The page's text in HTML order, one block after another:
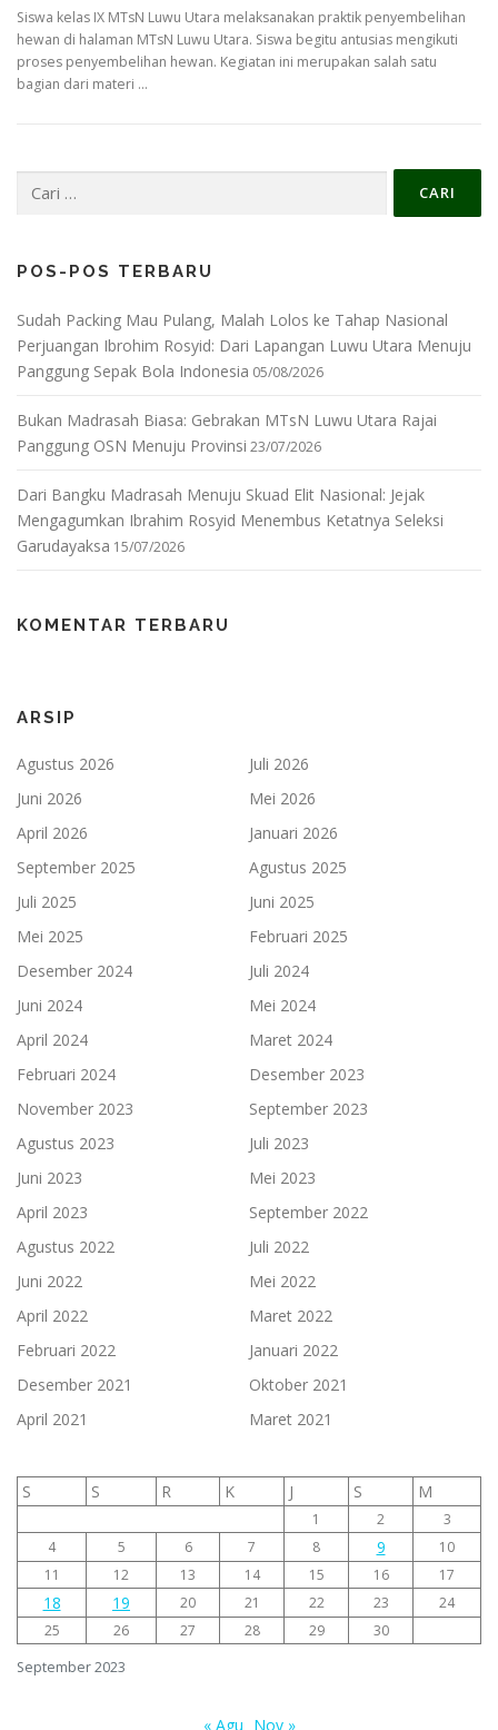
Siswa kelas IX MTsN Luwu Utara melaksanakan praktik penyembelihan
hewan di halaman MTsN Luwu Utara. Siswa begitu antusias mengikuti
proses penyembelihan hewan. Kegiatan ini merupakan salah satu
bagian dari materi …
untuk:
POS-POS TERBARU
Sudah Packing Mau Pulang, Malah Lolos ke Tahap Nasional
Perjuangan Ibrohim Rosyid: Dari Lapangan Luwu Utara Menuju
Panggung Sepak Bola Indonesia 05/08/2026
Bukan Madrasah Biasa: Gebrakan MTsN Luwu Utara Rajai
Panggung OSN Menuju Provinsi 23/07/2026
Dari Bangku Madrasah Menuju Skuad Elit Nasional: Jejak
Mengagumkan Ibrahim Rosyid Menembus Ketatnya Seleksi
Garudayaksa 15/07/2026
KOMENTAR TERBARU
ARSIP
Agustus 2026
Juli 2026
Juni 2026
Mei 2026
April 2026
Januari 2026
September 2025
Agustus 2025
Juli 2025
Juni 2025
Mei 2025
Februari 2025
Desember 2024
Juli 2024
Juni 2024
Mei 2024
April 2024
Maret 2024
Februari 2024
Desember 2023
November 2023
September 2023
Agustus 2023
Juli 2023
Juni 2023
Mei 2023
April 2023
September 2022
Agustus 2022
Juli 2022
Juni 2022
Mei 2022
April 2022
Maret 2022
Februari 2022
Januari 2022
Desember 2021
Oktober 2021
April 2021
Maret 2021
September 2023
S S R K J S M
1 2
3
4
5 6 7 8 9
10
11
12 13 14 15 16 17
18 19 20 21 22 23
24
25
26 27 28 29 30
« Agu Nov »